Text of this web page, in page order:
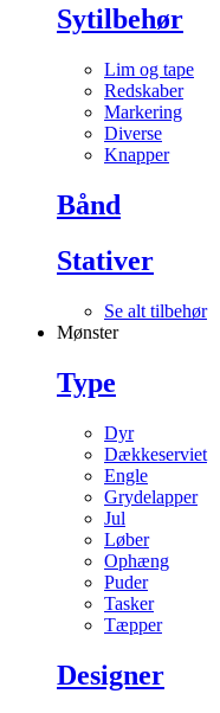
Sytilbehør
Lim og tape
Redskaber
Markering
Diverse
Knapper
Bånd
Stativer
Se alt tilbehør
Mønster
Type
Dyr
Dækkeserviet
Engle
Grydelapper
Jul
Løber
Ophæng
Puder
Tasker
Tæpper
Designer